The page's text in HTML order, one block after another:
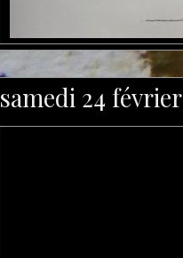
samedi 24 février